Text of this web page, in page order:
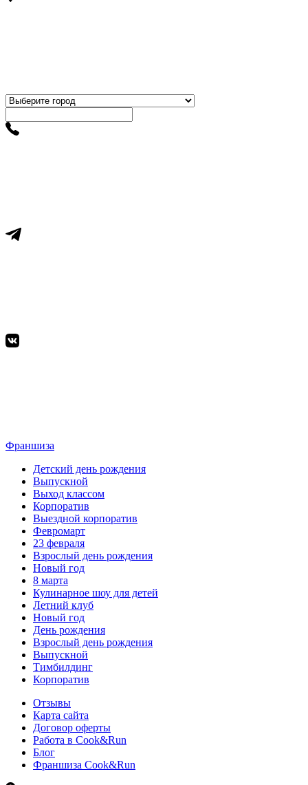
Франшиза
Детский день рождения
Выпускной
Выход классом
Корпоратив
Выездной корпоратив
Февромарт
23 февраля
Взрослый день рождения
Новый год
8 марта
Кулинарное шоу для детей
Летний клуб
Новый год
День рождения
Взрослый день рождения
Выпускной
Тимбилдинг
Корпоратив
Отзывы
Карта сайта
Договор оферты
Работа в Cook&Run
Блог
Франшиза Cook&Run